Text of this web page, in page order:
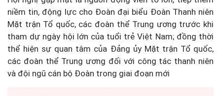
niềm tin, động lực cho Đoàn đại biểu Đoàn Thanh niên
Mặt trận Tổ quốc, các đoàn thể Trung ương trước khi
tham dự ngày hội lớn của tuổi trẻ Việt Nam; đồng thời
thể hiện sự quan tâm của Đảng ủy Mặt trận Tổ quốc,
các đoàn thể Trung ương đối với công tác thanh niên
và đội ngũ cán bộ Đoàn trong giai đoạn mới